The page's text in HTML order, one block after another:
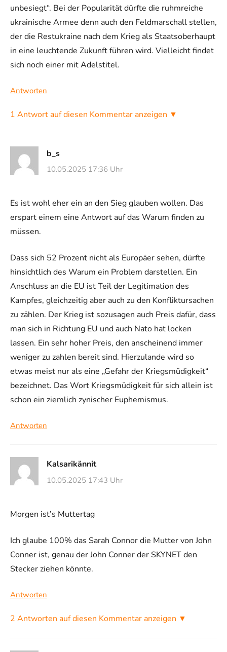
unbesiegt“. Bei der Popularität dürfte die ruhmreiche
ukrainische Armee denn auch den Feldmarschall stellen,
der die Restukraine nach dem Krieg als Staatsoberhaupt
in eine leuchtende Zukunft führen wird. Vielleicht findet
sich noch einer mit Adelstitel.
Antworten
1 Antwort auf diesen Kommentar anzeigen ▼
b_s
10.05.2025 17:36 Uhr
Es ist wohl eher ein an den Sieg glauben wollen. Das
erspart einem eine Antwort auf das Warum finden zu
müssen.
Dass sich 52 Prozent nicht als Europäer sehen, dürfte
hinsichtlich des Warum ein Problem darstellen. Ein
Anschluss an die EU ist Teil der Legitimation des
Kampfes, gleichzeitig aber auch zu den Konfliktursachen
zu zählen. Der Krieg ist sozusagen auch Preis dafür, dass
man sich in Richtung EU und auch Nato hat locken
lassen. Ein sehr hoher Preis, den anscheinend immer
weniger zu zahlen bereit sind. Hierzulande wird so
etwas meist nur als eine „Gefahr der Kriegsmüdigkeit“
bezeichnet. Das Wort Kriegsmüdigkeit für sich allein ist
schon ein ziemlich zynischer Euphemismus.
Antworten
Kalsarikännit
10.05.2025 17:43 Uhr
Morgen ist’s Muttertag
Ich glaube 100% das Sarah Connor die Mutter von John
Conner ist, genau der John Conner der SKYNET den
Stecker ziehen könnte.
Antworten
2 Antworten auf diesen Kommentar anzeigen ▼